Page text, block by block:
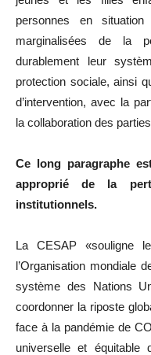
personnes en
marginalisées de la
durablement leur
protection sociale, ainsi
d’intervention, avec la
la collaboration des
Ce long paragraphe
approprié de la
institutionnels.
La CESAP «souligne
l’Organisation mondiale
système des Nations
coordonner la riposte
face à la pandémie de
universelle et